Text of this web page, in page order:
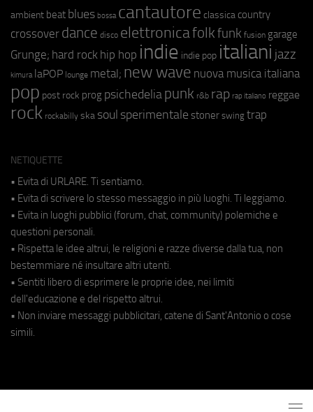
ambient beat blues bossa cantautore classica country
crossover dance disco elettronicafolkfunk fusion garage
Grunge; hard rock hip hop indie indie pop italiani jazz
kimura laPOP lounge metal; new wave nuova musica italiana
pop post rock prog psichedeliapunk r&b rap rap italiano reggae
rock rockabilly ska soul sperimentale stoner swing trap
NETIQUETTE
• Evita di URLARE. Ti sentiamo.
• Evita di scrivere lo stesso messaggio in più luoghi. Ti leggiamo.
• Evita in luoghi pubblici (forum, chat, community) polemiche e
questioni personali.
• Rispetta le idee altrui, le religioni e razze diverse dalla tua, non
bestemmiare né insultare altri utenti.
• Sentiti libero di esprimere le proprie idee, nei limiti
dell'educazione e del rispetto altrui.
• Non inviare messaggi pubblicitari, catene di Sant'Antonio o cose
simili.